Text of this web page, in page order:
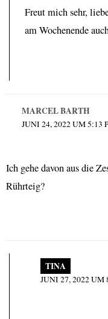
Freut mich sehr,
am Wochenende
MARCEL BARTH
JUNI 24, 2022 UM 5:13
Ich gehe davon aus die
Rührteig?
TINA
JUNI 27, 2022